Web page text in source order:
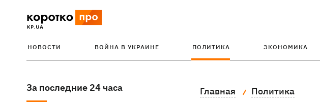
НОВОСТИ ВОЙНА В УКРАИНЕ ПОЛИТИКА ЭКОНОМИКА
За последние 24 часа Главная Политика